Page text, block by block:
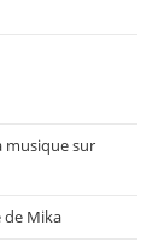
musique sur
de Mika